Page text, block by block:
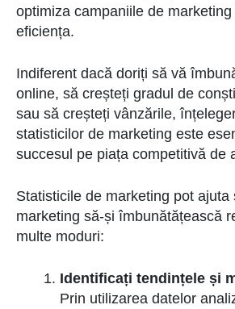
optimiza campaniile de
eficiența.
Indiferent dacă doriți să vă
online, să creșteți gradul de
sau să creșteți vânzările,
statisticilor de marketing este
succesul pe piața competitivă de
Statisticile de marketing pot ajuta
marketing să-și îmbunătățească
multe moduri:
Identificați tendințele și
Prin utilizarea datelor